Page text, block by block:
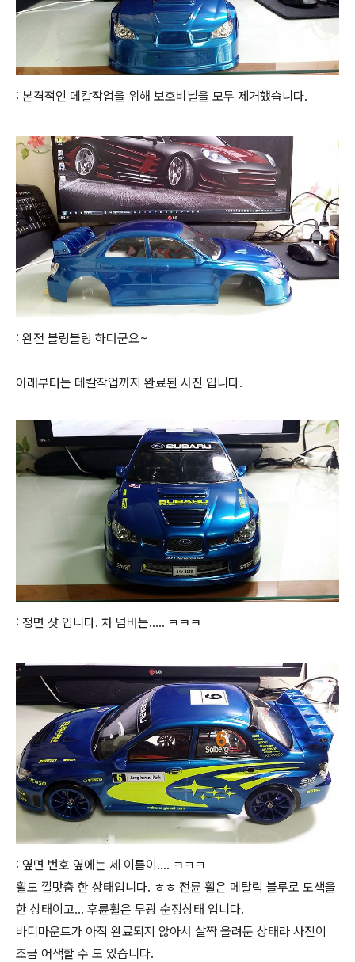
: 본격적인 데칼작업을 위해 보호비닐을 모두 제거했습니다.
: 완전 블링블링 하더군요~
아래부터는 데칼작업까지 완료된 사진 입니다.
: 정면 샷 입니다. 차 넘버는..... ㅋㅋㅋ
: 옆면 번호 옆에는 제 이름이.... ㅋㅋㅋ
휠도 깔맛춤 한 상태입니다. ㅎㅎ 전륜 휠은 메탈릭 블루로 도색을
한 상태이고... 후륜휠은 무광 순정상태 입니다.
바디마운트가 아직 완료되지 않아서 살짝 올려둔 상태라 사진이
조금 어색할 수 도 있습니다.